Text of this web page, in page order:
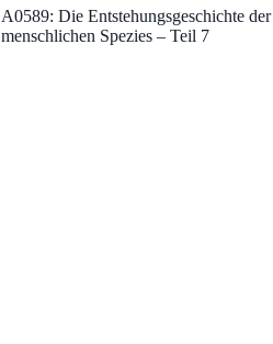
A0589: Die Entstehungsgeschichte der
menschlichen Spezies – Teil 7